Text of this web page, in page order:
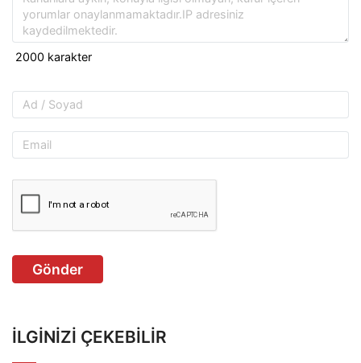
Gönder
İLGINIZI ÇEKEBILIR